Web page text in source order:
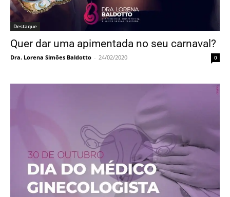
Destaque
Quer dar uma apimentada no seu carnaval?
Dra. Lorena Simões Baldotto - 24/02/2020 0